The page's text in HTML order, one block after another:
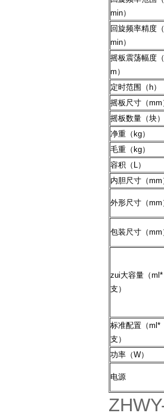
min）
回旋频率精度
min）
摇板震荡幅度
m）
定时范围（h）
摇板尺寸（mm
摇板数量（块）
净重（kg）
毛重（kg）
容积（L）
内胆尺寸（mm
外形尺寸（mm
包装尺寸（mm
zui大容量（ml*
支）
标准配置（ml*
支）
功率（W）
电源